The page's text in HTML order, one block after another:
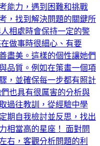
能力，遇到困難和挑戰
，找到解決問題的關鍵所
相處時會保持一定的警
做事時很細心、有要
盡美。這樣的個性讓她們
品質。例如在策畫一個項
，並確保每一步都有照計
也具有很厲害的分析與
過往教訓，從經驗中學
期自我檢討並反思，找出
相當高的星座！ 面對問
右，客觀分析問題的利